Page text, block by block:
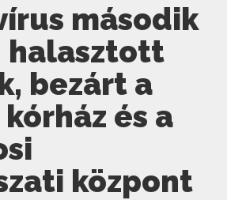
második
halasztott
bezárt a
és a
központ